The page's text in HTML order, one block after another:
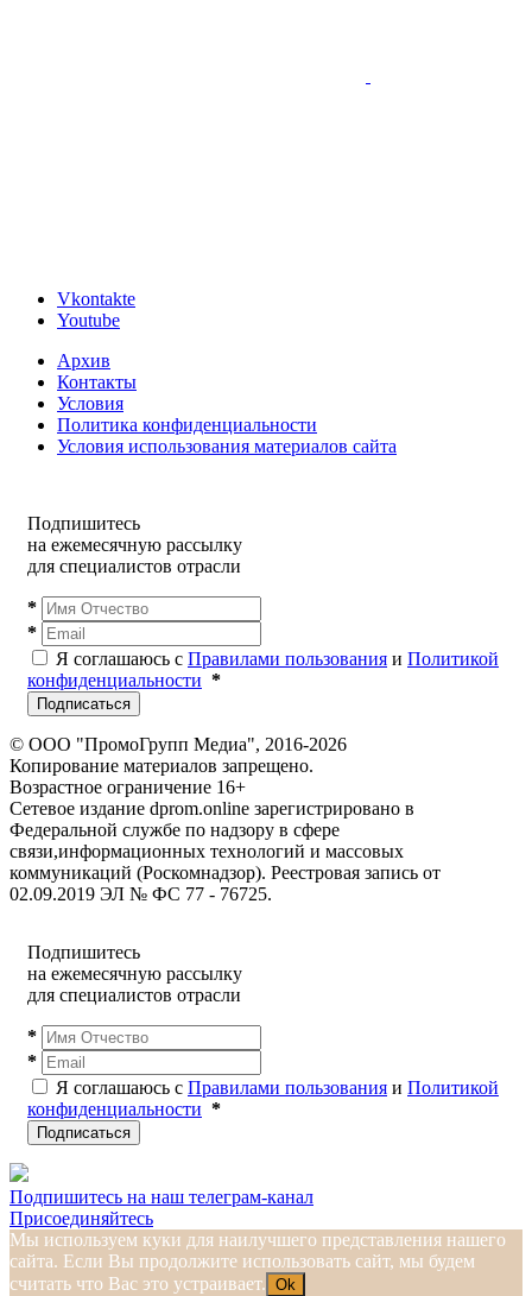
Vkontakte
Youtube
Архив
Контакты
Условия
Политика конфиденциальности
Условия использования материалов сайта
Подпишитесь
на ежемесячную рассылку
для специалистов отрасли
*
*
Я соглашаюсь с Правилами пользования и Политикой
конфиденциальности *
Подписаться
© ООО "ПромоГрупп Медиа", 2016-2026
Копирование материалов запрещено.
Возрастное ограничение 16+
Сетевое издание dprom.online зарегистрировано в
Федеральной службе по надзору в сфере
связи,информационных технологий и массовых
коммуникаций (Роскомнадзор). Реестровая запись от
02.09.2019 ЭЛ № ФС 77 - 76725.
Подпишитесь
на ежемесячную рассылку
для специалистов отрасли
*
*
Я соглашаюсь с Правилами пользования и Политикой
конфиденциальности *
Подписаться
Подпишитесь на наш телеграм-канал
Присоединяйтесь
Мы используем куки для наилучшего представления нашего
сайта. Если Вы продолжите использовать сайт, мы будем
считать что Вас это устраивает. Ok